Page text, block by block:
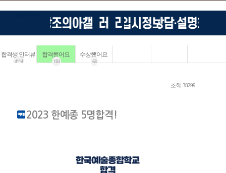
합격생 인터뷰
4114
합격했어요
183
수상했어요
68
ㆍ조회: 38299
2023 한예종 5명합격!